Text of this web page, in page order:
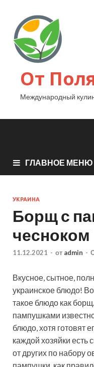
От
Международный
ГЛАВНОЕ МЕНЮ
УКРАИНА
Борщ с
чесноком
11.12.2021 - от admin -
Вкусное, сытное,
украинское блюдо!
такое блюдо как
пампушками
блюдо, хотя готовят
каждой хозяйки
от других по набору